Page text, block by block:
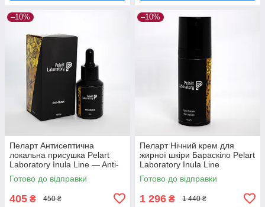
–10%
Пеларт Антисептична
локальна присушка Pelart
Laboratory Inula Line — Anti-
aknus, 30 мл
Готово до відправки
405 ₴ 450 ₴
–10%
Пеларт Нічний крем для
жирної шкіри Бараскіло Pelart
Laboratory Inula Line
Barraskilo, 50 мл
Готово до відправки
1 296 ₴ 1 440 ₴